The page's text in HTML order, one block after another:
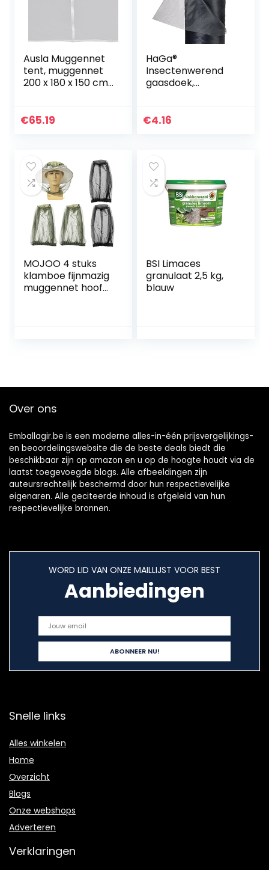
Ausla Muggennet
tent, muggennet
200 x 180 x 150 cm,
binnen voor buiten
€65.19
HaGa®
Insectenwerend
gaasdoek,
strekkende meter
€4.16
MOJOO 4 stuks
klamboe fijnmazig
muggennet hoofd
BSI Limaces
granulaat 2,5 kg,
blauw
Over ons
Emballagir.be is een moderne alles-in-één prijsvergelijkings-
en beoordelingswebsite die de beste deals biedt die
beschikbaar zijn op amazon en u op de hoogte houdt via de
laatst toegevoegde blogs. Alle afbeeldingen zijn
auteursrechtelijk beschermd door hun respectievelijke
eigenaren. Alle geciteerde inhoud is afgeleid van hun
respectievelijke bronnen.
WORD LID VAN ONZE MAILLIJST VOOR BEST
Aanbiedingen
Snelle links
Alles winkelen
Home
Overzicht
Blogs
Onze webshops
Adverteren
Verklaringen